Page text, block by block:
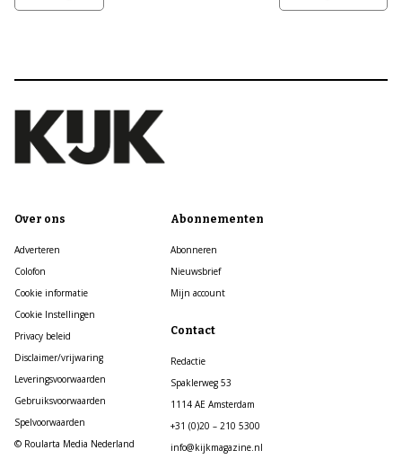
Over ons
Adverteren
Colofon
Cookie informatie
Cookie Instellingen
Privacy beleid
Disclaimer/vrijwaring
Leveringsvoorwaarden
Gebruiksvoorwaarden
Spelvoorwaarden
© Roularta Media Nederland
Abonnementen
Abonneren
Nieuwsbrief
Mijn account
Contact
Redactie
Spaklerweg 53
1114 AE Amsterdam
+31 (0)20 – 210 5300
info@kijkmagazine.nl